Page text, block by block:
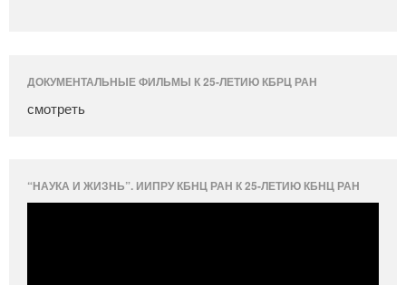
ДОКУМЕНТАЛЬНЫЕ ФИЛЬМЫ К 25-ЛЕТИЮ КБРЦ РАН
смотреть
“НАУКА И ЖИЗНЬ”. ИИПРУ КБНЦ РАН К 25-ЛЕТИЮ КБНЦ РАН